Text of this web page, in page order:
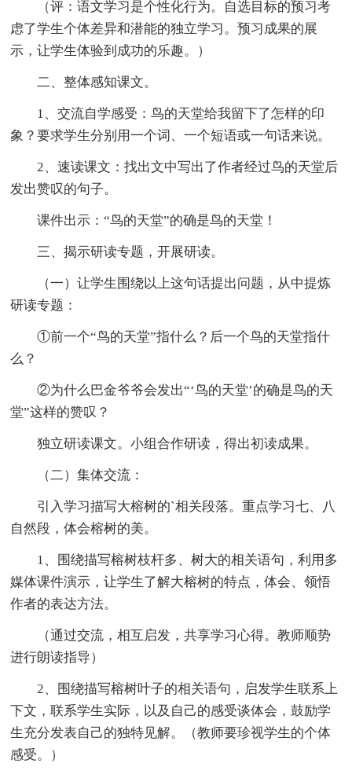
（评：语文学习是个性化行为。自选目标的预习考
虑了学生个体差异和潜能的独立学习。预习成果的展
示，让学生体验到成功的乐趣。）
二、整体感知课文。
1、交流自学感受：鸟的天堂给我留下了怎样的印
象？要求学生分别用一个词、一个短语或一句话来说。
2、速读课文：找出文中写出了作者经过鸟的天堂后
发出赞叹的句子。
课件出示：“鸟的天堂”的确是鸟的天堂！
三、揭示研读专题，开展研读。
（一）让学生围绕以上这句话提出问题，从中提炼
研读专题：
①前一个“鸟的天堂”指什么？后一个鸟的天堂指什
么？
②为什么巴金爷爷会发出“‘鸟的天堂’的确是鸟的天
堂”这样的赞叹？
独立研读课文。小组合作研读，得出初读成果。
（二）集体交流：
引入学习描写大榕树的`相关段落。重点学习七、八
自然段，体会榕树的美。
1、围绕描写榕树枝杆多、树大的相关语句，利用多
媒体课件演示，让学生了解大榕树的特点，体会、领悟
作者的表达方法。
（通过交流，相互启发，共享学习心得。教师顺势
进行朗读指导）
2、围绕描写榕树叶子的相关语句，启发学生联系上
下文，联系学生实际，以及自己的感受谈体会，鼓励学
生充分发表自己的独特见解。（教师要珍视学生的个体
感受。）